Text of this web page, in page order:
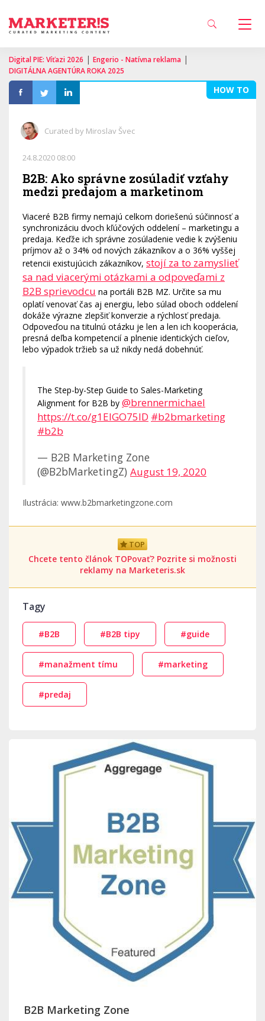
Digital PIE: Víťazi 2026 | Engerio - Natívna reklama |
DIGITÁLNA AGENTÚRA ROKA 2025
HOW TO
Curated by Miroslav Švec
24.8.2020 08:00
B2B: Ako správne zosúladiť vzťahy
medzi predajom a marketinom
Viaceré B2B firmy nemajú celkom doriešenú súčinnosť a
synchronizáciu dvoch kľúčových oddelení – marketingu a
predaja. Keďže ich správne zosúladenie vedie k zvýšeniu
príjmov až o 34% od nových zákazníkov a o 36% vyššej
retencii existujúcich zákazníkov, stojí za to zamyslieť
sa nad viacerými otázkami a odpoveďami z
B2B sprievodcu na portáli B2B MZ. Určite sa mu
oplatí venovať čas aj energiu, lebo súlad oboch oddelení
dokáže výrazne zlepšiť konverzie a rýchlosť predaja.
Odpoveďou na titulnú otázku je len a len ich kooperácia,
presná deľba kompetencií a plnenie identických cieľov,
lebo výpadok tržieb sa už nikdy nedá dobehnúť.
The Step-by-Step Guide to Sales-Marketing
Alignment for B2B by @brennermichael
https://t.co/g1EIGO75ID #b2bmarketing
#b2b
— B2B Marketing Zone
(@B2bMarketingZ) August 19, 2020
Ilustrácia: www.b2bmarketingzone.com
TOP
Chcete tento článok TOPovať? Pozrite si možnosti
reklamy na Marketeris.sk
Tagy
#B2B #B2B tipy #guide
#manažment tímu #marketing
#predaj
B2B Marketing Zone